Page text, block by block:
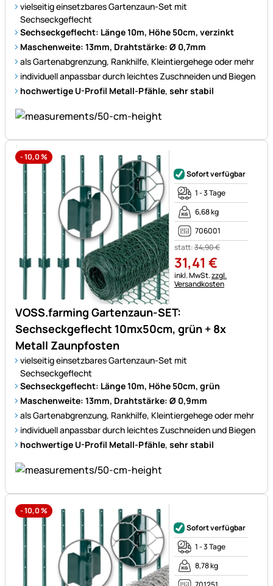
vielseitig einsetzbares Gartenzaun-Set mit
Sechseckgeflecht
Sechseckgeflecht: Länge 10m, Höhe 50cm, verzinkt
Maschenweite: 13mm, Drahtstärke: Ø 0,7mm
als Gartenabgrenzung, Rankhilfe, Kleintiergehege oder mehr
individuell anpassbar durch leichtes Zuschneiden und Biegen
hochwertige U-Profil Metall-Pfähle, sehr stabil
-10,0%
VOSS.farming Gartenzaun-SET:
Sechseckgeflecht 10mx50cm, grün + 8x
Metall Zaunpfosten
vielseitig einsetzbares Gartenzaun-Set mit
Sechseckgeflecht
Sechseckgeflecht: Länge 10m, Höhe 50cm, grün
Maschenweite: 13mm, Drahtstärke: Ø 0,9mm
als Gartenabgrenzung, Rankhilfe, Kleintiergehege oder mehr
individuell anpassbar durch leichtes Zuschneiden und Biegen
hochwertige U-Profil Metall-Pfähle, sehr stabil
Sofort verfügbar
1 - 3 Tage
6,68 kg
706001
statt:34,90€
31,41 €
Steuerhinweis:
inkl. MwSt.zzgl.
Versandkosten
-10,0%
Sofort verfügbar
1 - 3 Tage
8,78 kg